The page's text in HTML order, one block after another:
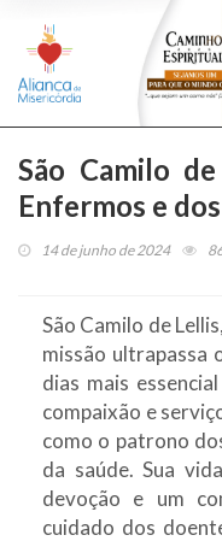
São Camilo
Enfermos e
14 de junho de 2024
São Camilo de
missão ultrapassa
dias mais
compaixão e
como o patrono
da saúde. Sua
devoção e um
cuidado dos